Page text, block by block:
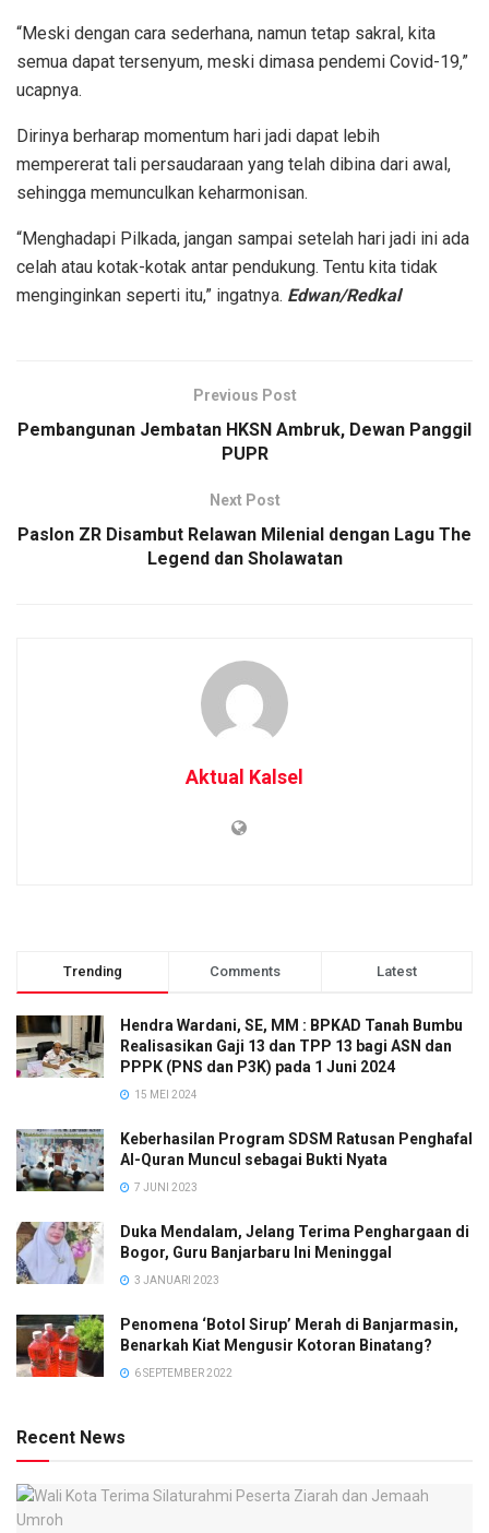
“Meski dengan cara sederhana, namun tetap sakral, kita
semua dapat tersenyum, meski dimasa pendemi Covid-19,”
ucapnya.
Dirinya berharap momentum hari jadi dapat lebih
mempererat tali persaudaraan yang telah dibina dari awal,
sehingga memunculkan keharmonisan.
“Menghadapi Pilkada, jangan sampai setelah hari jadi ini ada
celah atau kotak-kotak antar pendukung. Tentu kita tidak
menginginkan seperti itu,” ingatnya. Edwan/Redkal
Previous Post
Pembangunan Jembatan HKSN Ambruk, Dewan Panggil
PUPR
Next Post
Paslon ZR Disambut Relawan Milenial dengan Lagu The
Legend dan Sholawatan
Aktual Kalsel
Trending Comments Latest
Hendra Wardani, SE, MM : BPKAD Tanah Bumbu
Realisasikan Gaji 13 dan TPP 13 bagi ASN dan
PPPK (PNS dan P3K) pada 1 Juni 2024
15 MEI 2024
Keberhasilan Program SDSM Ratusan Penghafal
Al-Quran Muncul sebagai Bukti Nyata
7 JUNI 2023
Duka Mendalam, Jelang Terima Penghargaan di
Bogor, Guru Banjarbaru Ini Meninggal
3 JANUARI 2023
Penomena ‘Botol Sirup’ Merah di Banjarmasin,
Benarkah Kiat Mengusir Kotoran Binatang?
6 SEPTEMBER 2022
Recent News